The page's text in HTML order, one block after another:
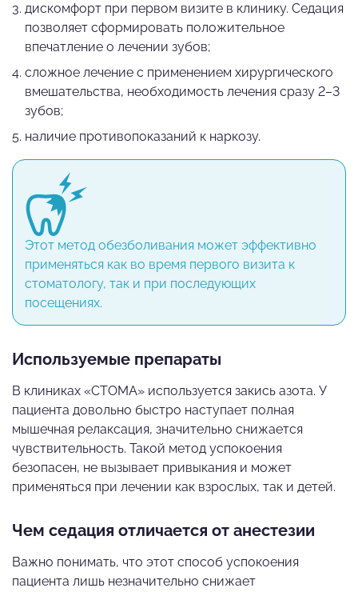
дискомфорт при первом визите в клинику. Седация
позволяет сформировать положительное
впечатление о лечении зубов;
сложное лечение с применением хирургического
вмешательства, необходимость лечения сразу 2–3
зубов;
наличие противопоказаний к наркозу.
Этот метод обезболивания может эффективно
применяться как во время первого визита к
стоматологу, так и при последующих
посещениях.
Используемые препараты
В клиниках «СТОМА» используется закись азота. У
пациента довольно быстро наступает полная
мышечная релаксация, значительно снижается
чувствительность. Такой метод успокоения
безопасен, не вызывает привыкания и может
применяться при лечении как взрослых, так и детей.
Чем седация отличается от анестезии
Важно понимать, что этот способ успокоения
пациента лишь незначительно снижает